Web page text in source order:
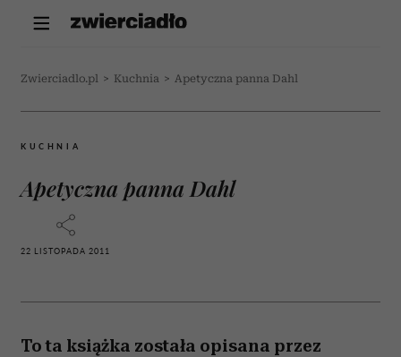
Zwierciadlo.pl > Kuchnia > Apetyczna panna Dahl
KUCHNIA
Apetyczna panna Dahl
22 LISTOPADA 2011
To ta książka została opisana przez